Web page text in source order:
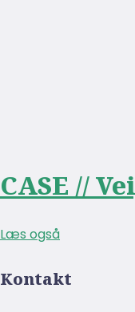
CASE //
Læs også
Kontakt